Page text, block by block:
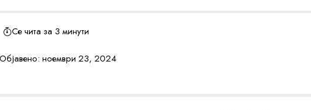
ноември 23, 2024
Се чита за 3 минути